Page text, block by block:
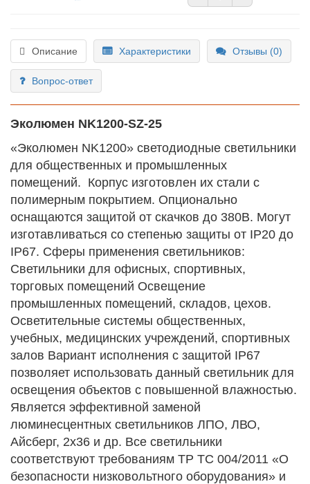
Описание Характеристики Отзывы (0)
Вопрос-ответ
Эколюмен NK1200-SZ-25
«Эколюмен NK1200» светодиодные светильники
для общественных и промышленных
помещений. Корпус изготовлен их стали с
полимерным покрытием. Опционально
оснащаются защитой от скачков до 380В. Могут
изготавливаться со степенью защиты от IP20 до
IP67. Сферы применения светильников:
Светильники для офисных, спортивных,
торговых помещений Освещение
промышленных помещений, складов, цехов.
Осветительные системы общественных,
учебных, медицинских учреждений, спортивных
залов Вариант исполнения с защитой IP67
позволяет использовать данный светильник для
освещения объектов с повышенной влажностью.
Является эффективной заменой
люминесцентных светильников ЛПО, ЛВО,
Айсберг, 2х36 и др. Все светильники
соответствуют требованиям ТР ТС 004/2011 «О
безопасности низковольтного оборудования» и